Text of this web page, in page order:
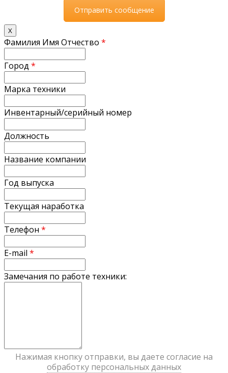
X
Фамилия Имя Отчество *
Город *
Марка техники
Инвентарный/серийный номер
Должность
Название компании
Год выпуска
Текущая наработка
Телефон *
E-mail *
Замечания по работе техники:
Нажимая кнопку отправки, вы даете согласие на
обработку персональных данных